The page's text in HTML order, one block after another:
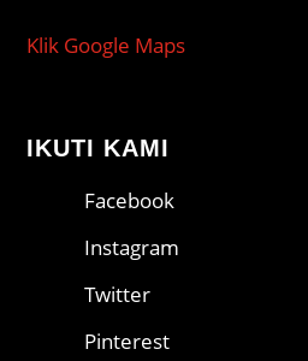
Klik Google Maps
IKUTI KAMI
Facebook
Instagram
Twitter
Pinterest